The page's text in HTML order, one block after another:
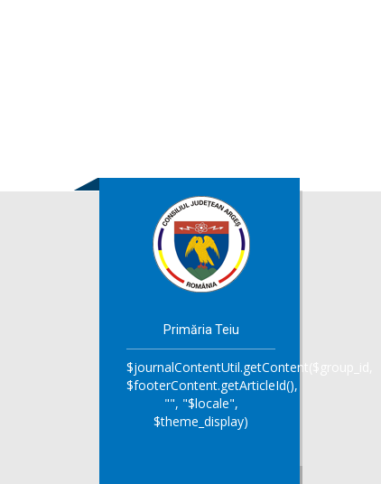
Primăria Teiu
$journalContentUtil.getContent($group_id,
$footerContent.getArticleId(),
"", "$locale",
$theme_display)